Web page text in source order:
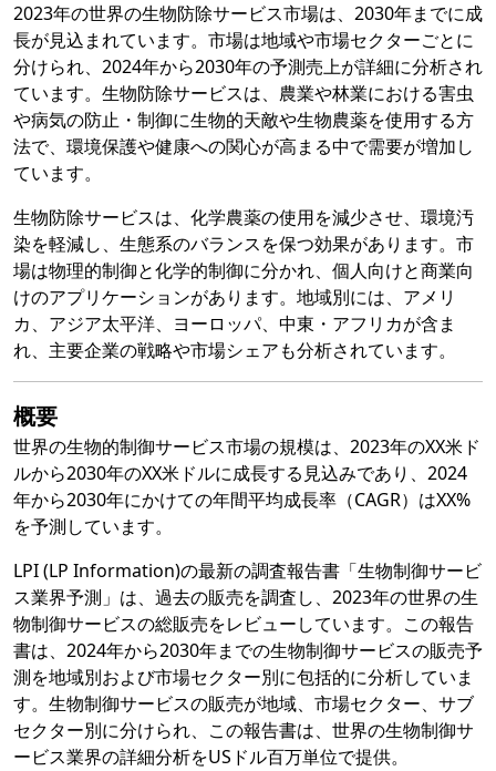
2023年の世界の生物防除サービス市場は、2030年までに成
長が見込まれています。市場は地域や市場セクターごとに
分けられ、2024年から2030年の予測売上が詳細に分析され
ています。生物防除サービスは、農業や林業における害虫
や病気の防止・制御に生物的天敵や生物農薬を使用する方
法で、環境保護や健康への関心が高まる中で需要が増加し
ています。
生物防除サービスは、化学農薬の使用を減少させ、環境汚
染を軽減し、生態系のバランスを保つ効果があります。市
場は物理的制御と化学的制御に分かれ、個人向けと商業向
けのアプリケーションがあります。地域別には、アメリ
カ、アジア太平洋、ヨーロッパ、中東・アフリカが含ま
れ、主要企業の戦略や市場シェアも分析されています。
概要
世界の生物的制御サービス市場の規模は、2023年のXX米ド
ルから2030年のXX米ドルに成長する見込みであり、2024
年から2030年にかけての年間平均成長率（CAGR）はXX%
を予測しています。
LPI (LP Information)の最新の調査報告書「生物制御サービ
ス業界予測」は、過去の販売を調査し、2023年の世界の生
物制御サービスの総販売をレビューしています。この報告
書は、2024年から2030年までの生物制御サービスの販売予
測を地域別および市場セクター別に包括的に分析していま
す。生物制御サービスの販売が地域、市場セクター、サブ
セクター別に分けられ、この報告書は、世界の生物制御サ
ービス業界の詳細分析をUSドル百万単位で提供。